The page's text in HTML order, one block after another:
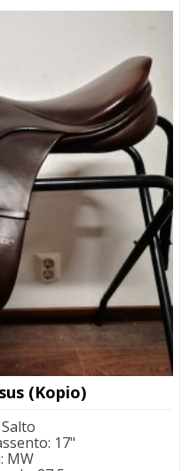
(Kopio)
Salto
: 17"
: MW